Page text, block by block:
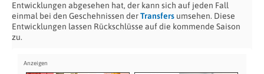
Entwicklungen abgesehen hat, der kann sich auf jeden Fall
einmal bei den Geschehnissen derTransfers umsehen. Diese
Entwicklungen lassen Rückschlüsse auf die kommende Saison
zu.